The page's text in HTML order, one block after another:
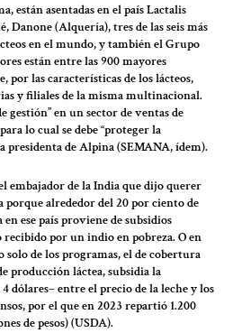
están asentadas en el país Lactalis
Danone (Alquería), tres de las seis más
en el mundo, y también el Grupo
están entre las 900 mayores
por las características de los lácteos,
y filiales de la misma multinacional.
gestión” en un sector de ventas de
lo cual se debe “proteger la
presidenta de Alpina (SEMANA, ídem).
embajador de la India que dijo querer
porque alrededor del 20 por ciento de
ese país proviene de subsidios
recibido por un indio en pobreza. O en
solo de los programas, el de cobertura
producción láctea, subsidia la
dólares– entre el precio de la leche y los
por el que en 2023 repartió 1.200
de pesos) (USDA).